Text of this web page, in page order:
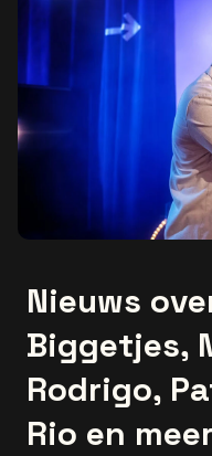
Nieuws
Biggetjes,
Rodrigo,
Rio en meer